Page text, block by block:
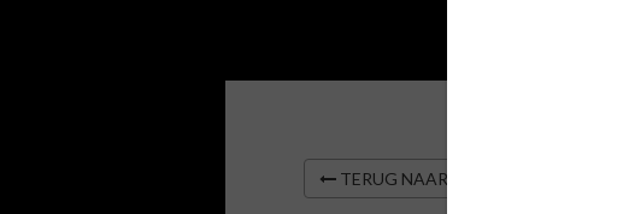
TERUG NAAR OVERZICHT